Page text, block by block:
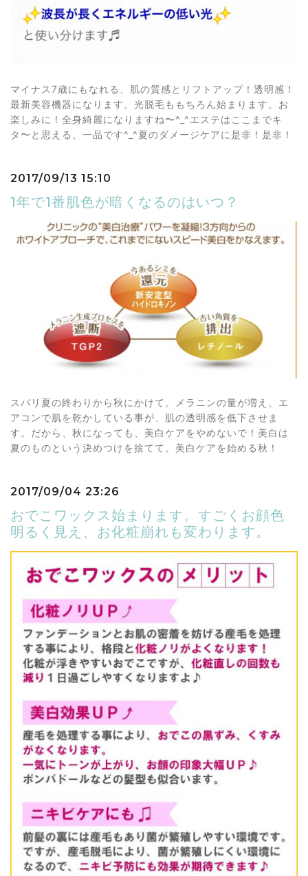
マイナス7歳にもなれる、肌の質感とリフトアップ！透明感！
最新美容機器になります。光脱毛ももちろん始まります。お
楽しみに！全身綺麗になりますね〜^_^エステはここまでキ
タ〜と思える、一品です^_^夏のダメージケアに是非！是非！
2017/09/13 15:10
1年で1番肌色が暗くなるのはいつ？
スバリ夏の終わりから秋にかけて。メラニンの量が増え、エ
アコンで肌を乾かしている事が、肌の透明感を低下させま
す。だから、秋になっても、美白ケアをやめないで！美白は
夏のものという決めつけを捨てて。美白ケアを始める秋！
2017/09/04 23:26
おでこワックス始まります。すごくお顔色
明るく見え、お化粧崩れも変わります。